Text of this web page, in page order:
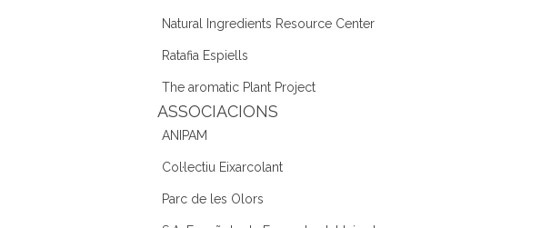
Natural Ingredients Resource Center
Ratafia Espiells
The aromatic Plant Project
ASSOCIACIONS
ANIPAM
Col·lectiu Eixarcolant
Parc de les Olors